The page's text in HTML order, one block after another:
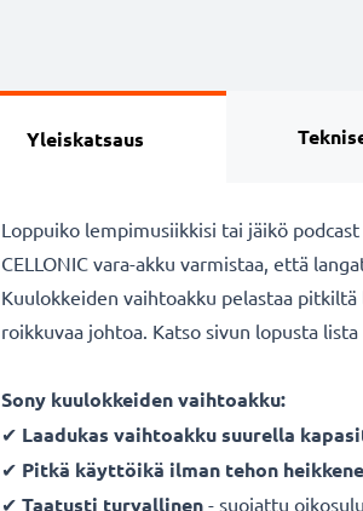
Yleiskatsaus
Loppuiko lempimusiikkisi tai jäikö
CELLONIC vara-akku varmistaa, että
Kuulokkeiden vaihtoakku pelastaa
roikkuvaa johtoa. Katso sivun lopusta
Sony kuulokkeiden vaihtoakku:
✔ Laadukas vaihtoakku suurella
✔ Pitkä käyttöikä ilman tehon
✔ Taatusti turvallinen - suojattu